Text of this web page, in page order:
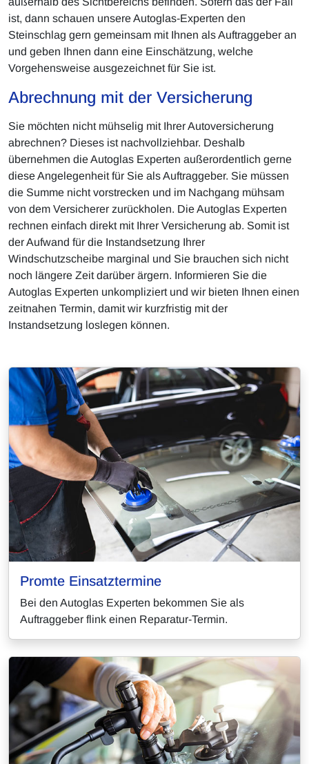
ist, dann schauen unsere Autoglas-Experten den
Steinschlag gern gemeinsam mit Ihnen als Auftraggeber an
und geben Ihnen dann eine Einschätzung, welche
Vorgehensweise ausgezeichnet für Sie ist.
Abrechnung mit der Versicherung
Sie möchten nicht mühselig mit Ihrer Autoversicherung
abrechnen? Dieses ist nachvollziehbar. Deshalb
übernehmen die Autoglas Experten außerordentlich gerne
diese Angelegenheit für Sie als Auftraggeber. Sie müssen
die Summe nicht vorstrecken und im Nachgang mühsam
von dem Versicherer zurückholen. Die Autoglas Experten
rechnen einfach direkt mit Ihrer Versicherung ab. Somit ist
der Aufwand für die Instandsetzung Ihrer
Windschutzscheibe marginal und Sie brauchen sich nicht
noch längere Zeit darüber ärgern. Informieren Sie die
Autoglas Experten unkompliziert und wir bieten Ihnen einen
zeitnahen Termin, damit wir kurzfristig mit der
Instandsetzung loslegen können.
Promte Einsatztermine
Bei den Autoglas Experten bekommen Sie als
Auftraggeber flink einen Reparatur-Termin.